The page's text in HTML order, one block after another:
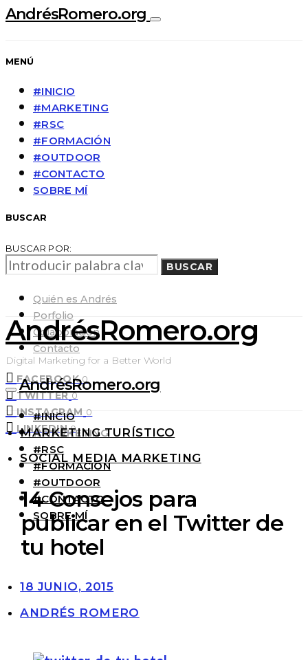
AndrésRomero.org
MENÚ
#INICIO
#MARKETING
#RSC
#FORMACIÓN
#OUTDOOR
#CONTACTO
SOBRE MÍ
BUSCAR
BUSCAR POR:
BUSCAR
Quién es Andrés
Porfolio
Colaboración
Contacto
FACEBOOK 0
TWITTER 0
INSTAGRAM 0
LINKEDIN 0
AndrésRomero.org
Digital Marketing for a Better World
AndrésRomero.org
#INICIO
#MARKETING
#RSC
#FORMACIÓN
#OUTDOOR
#CONTACTO
SOBRE MÍ
MARKETING TURÍSTICO
SOCIAL MEDIA MARKETING
14 Consejos para
publicar en el Twitter de
tu hotel
18 JUNIO, 2015
ANDRÉS ROMERO